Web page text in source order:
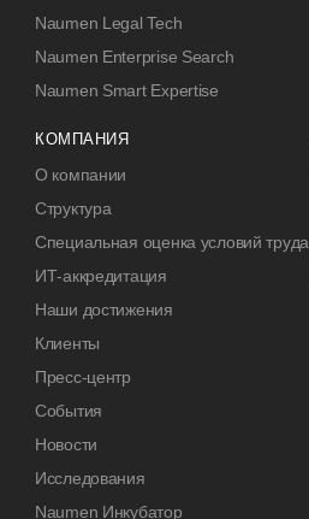
Naumen Legal Tech
Naumen Enterprise Search
Naumen Smart Expertise
КОМПАНИЯ
О компании
Структура
Специальная оценка условий труда
ИТ-аккредитация
Наши достижения
Клиенты
Пресс-центр
События
Новости
Исследования
Naumen Инкубатор